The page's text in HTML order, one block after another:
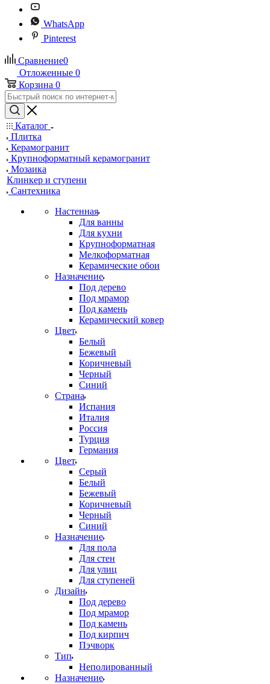
WhatsApp
Pinterest
Сравнение0
Отложенные 0
Корзина 0
Каталог
Плитка
Керамогранит
Крупноформатный керамогранит
Мозаика
Клинкер и ступени
Сантехника
Настенная
Для ванны
Для кухни
Крупноформатная
Мелкоформатная
Керамические обои
Назначение
Под дерево
Под мрамор
Под камень
Керамический ковер
Цвет
Белый
Бежевый
Коричневый
Черный
Синий
Страна
Испания
Италия
Россия
Турция
Германия
Цвет
Серый
Белый
Бежевый
Коричневый
Черный
Синий
Назначение
Для пола
Для стен
Для улиц
Для ступеней
Дизайн
Под дерево
Под мрамор
Под камень
Под кирпич
Пэчворк
Тип
Неполированный
Назначение